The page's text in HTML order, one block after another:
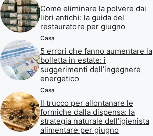
Come eliminare la polvere dai
libri antichi: la guida del
restauratore per giugno
Casa
5 errori che fanno aumentare la
bolletta in estate: i
suggerimenti dell’ingegnere
energetico
Casa
Il trucco per allontanare le
formiche dalla dispensa: la
strategia naturale dell’igienista
alimentare per giugno